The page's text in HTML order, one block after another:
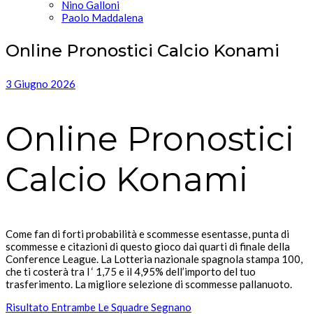
Nino Galloni
Paolo Maddalena
Online Pronostici Calcio Konami
3 Giugno 2026
Online Pronostici
Calcio Konami
Come fan di forti probabilità e scommesse esentasse, punta di
scommesse e citazioni di questo gioco dai quarti di finale della
Conference League. La Lotteria nazionale spagnola stampa 100,
che ti costerà tra l ‘ 1,75 e il 4,95% dell’importo del tuo
trasferimento. La migliore selezione di scommesse pallanuoto.
Risultato Entrambe Le Squadre Segnano